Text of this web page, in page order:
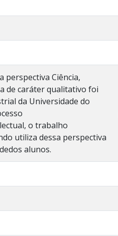
perspectiva Ciência,
de caráter qualitativo foi
da Universidade do
o trabalho
utiliza dessa perspectiva
alunos.